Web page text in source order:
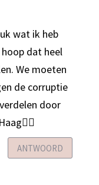
wat ik heb
dat heel
We moeten
de corruptie
door
ANTWOORD